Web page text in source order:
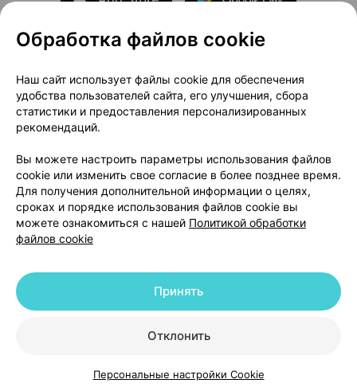
КаталогКорзинаИзбранноеПрофиль
О проекте
Новости проекта
Размещение рекламы
Медицинский маркетинг
Публичный договор
Доставка
Способы оплаты
Вакансии
Партнеры
Написать руководителю 103.by
Написать в поддержку
Персональные настройки Cookie
© 2026 ООО «Артокс Лаб», УНП 191700409 | 220012, Республика Беларусь,
+375 291212755
Обработка файлов cookie
Наш сайт использует файлы cookie для обеспечения
удобства пользователей сайта, его улучшения, сбора
статистики и предоставления персонализированных
рекомендаций.
Вы можете настроить параметры использования файлов
cookie или изменить свое согласие в более позднее время.
Для получения дополнительной информации о целях,
сроках и порядке использования файлов cookie вы
можете ознакомиться с нашей Политикой обработки
файлов cookie
Отклонить
Принять
Персональные настройки Cookie